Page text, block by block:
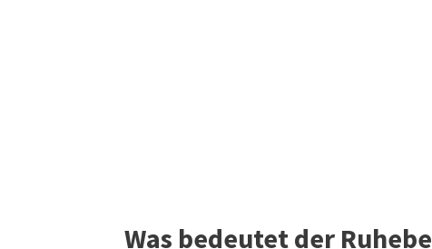
Was bedeutet der